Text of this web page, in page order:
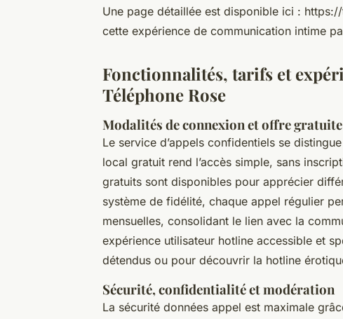
Une page détaillée est disponible ici :
cette expérience de communication intime
Fonctionnalités, tarifs et
Téléphone Rose
Modalités de connexion et offre gratuite
Le service d’appels confidentiels se
local gratuit rend l’accès simple, sans
gratuits sont disponibles pour apprécier
système de fidélité, chaque appel régulier
mensuelles, consolidant le lien avec la
expérience utilisateur hotline accessible et
détendus ou pour découvrir la hotline
Sécurité, confidentialité et modération
La sécurité données appel est maximale